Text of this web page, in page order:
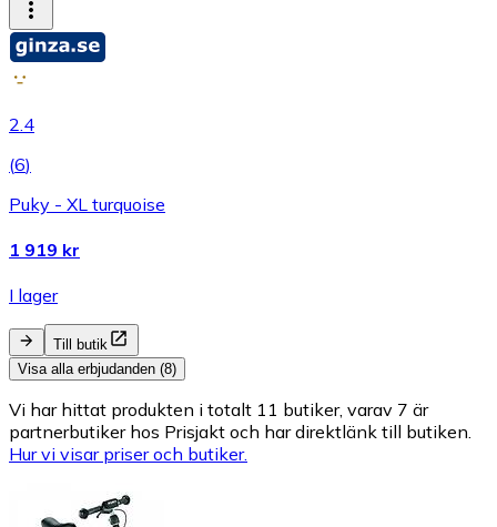
2.4
(6)
Puky - XL turquoise
1 919 kr
I lager
Till butik
Visa alla erbjudanden (8)
Vi har hittat produkten i totalt 11 butiker, varav 7 är
partnerbutiker hos Prisjakt och har direktlänk till butiken.
Hur vi visar priser och butiker.